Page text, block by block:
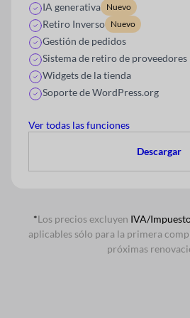
IA generativa Nuevo
Retiro Inverso Nuevo
Gestión de pedidos
Sistema de retiro de proveedores
Widgets de la tienda
Soporte de WordPress.org
Ver todas las funciones
Descargar
*Los precios excluyen IVA/
aplicables sólo para la primera
próximas